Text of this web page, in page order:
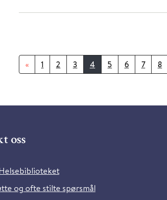
« 1 2 3 4 5 6 7 8
oss
og ofte stilte spørsmål